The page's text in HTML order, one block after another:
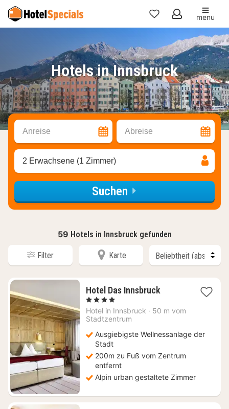
Meine
Favoriten
menu
Hotels in Innsbruck
Anreise Abreise
2 Erwachsene (1 Zimmer)
Suchen
59 Hotels in Innsbruck gefunden
Filter Karte
Hotel Das Innsbruck2
ab
, 4 Sterne
Hotel in Innsbruck · 50 m vom
Stadtzentrum
Ausgiebigste Wellnessanlage der
Stadt
200m zu Fuß vom Zentrum
entfernt
Alpin urban gestaltete Zimmer